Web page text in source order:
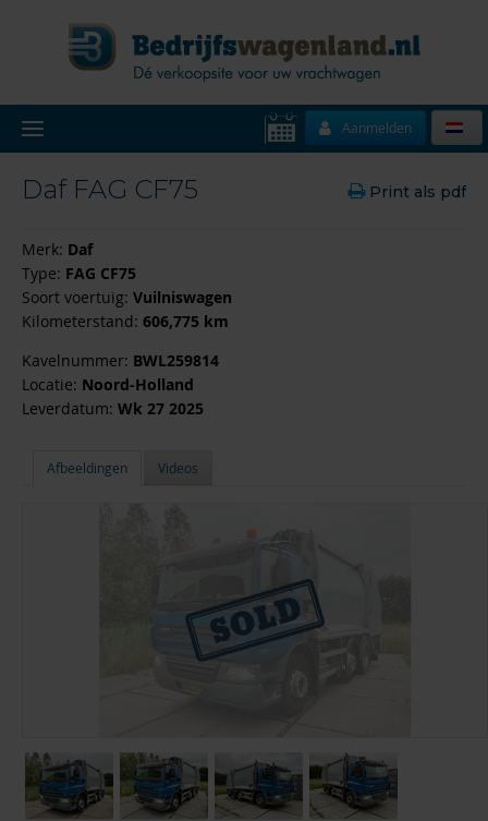
Aanmelden
Daf FAG CF75 Print als pdf
Merk: Daf
Type: FAG CF75
Soort voertuig: Vuilniswagen
Kilometerstand: 606,775 km
Kavelnummer: BWL259814
Locatie: Noord-Holland
Leverdatum: Wk 27 2025
Afbeeldingen Videos